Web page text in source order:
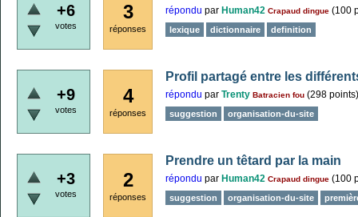
+6
votes
3
réponses
répondu par Human42 Crapaud dingue (100
lexique dictionnaire definition
+9
votes
4
réponses
Profil partagé entre les
répondu par Trenty Batracien fou (298 points)
suggestion organisation-du-site
+3
votes
2
réponses
Prendre un têtard par la main
répondu par Human42 Crapaud dingue (100
suggestion organisation-du-site